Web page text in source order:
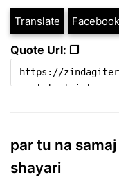
Translate Facebook
Quote Url: ❐
par tu na
shayari